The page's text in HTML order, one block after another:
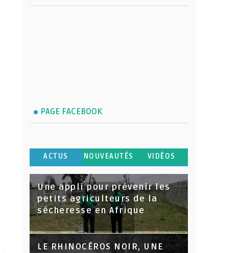
PAGE FACEBOOK
ACTUS NOUVEAUTÉS VIDÉOS
Une appli pour prévenir les
petits agriculteurs de la
sécheresse en Afrique
LE RHINOCÉROS NOIR, UNE